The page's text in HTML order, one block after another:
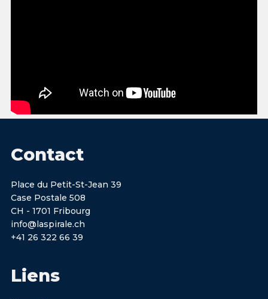
Contact
Place du Petit-St-Jean 39
Case Postale 508
CH - 1701 Fribourg
info@laspirale.ch
+41 26 322 66 39
Liens